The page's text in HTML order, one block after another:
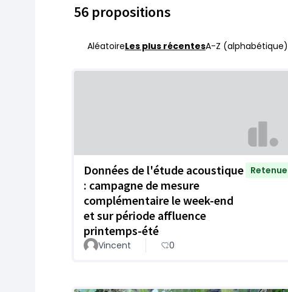
56 propositions
AléatoireLes plus récentesA-Z (alphabétique)
Données de l'étude acoustique
: campagne de mesure
complémentaire le week-end
et sur période affluence
printemps-été
Retenue
Vincent 0